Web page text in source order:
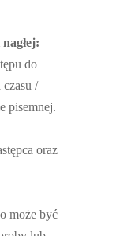
do
/
pisemnej.
oraz
może być